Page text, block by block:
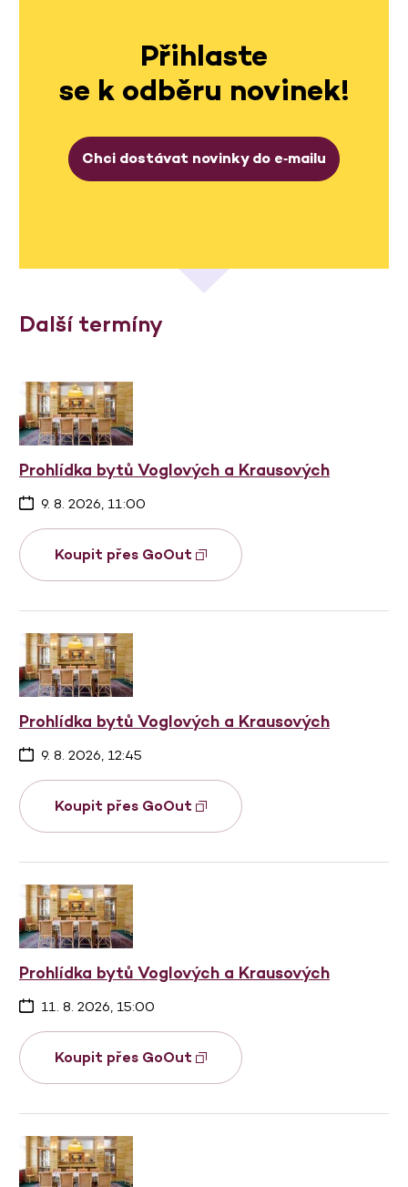
Přihlaste
se k odběru novinek!
Chci dostávat novinky do e‑mailu
Další termíny
Prohlídka bytů Voglových a Krausových
9. 8. 2026, 11:00
Koupit přes GoOut
Prohlídka bytů Voglových a Krausových
9. 8. 2026, 12:45
Koupit přes GoOut
Prohlídka bytů Voglových a Krausových
11. 8. 2026, 15:00
Koupit přes GoOut